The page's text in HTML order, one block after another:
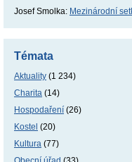
Josef Smolka: Mezinárodní
Témata
Aktuality (1 234)
Charita (14)
Hospodaření (26)
Kostel (20)
Kultura (77)